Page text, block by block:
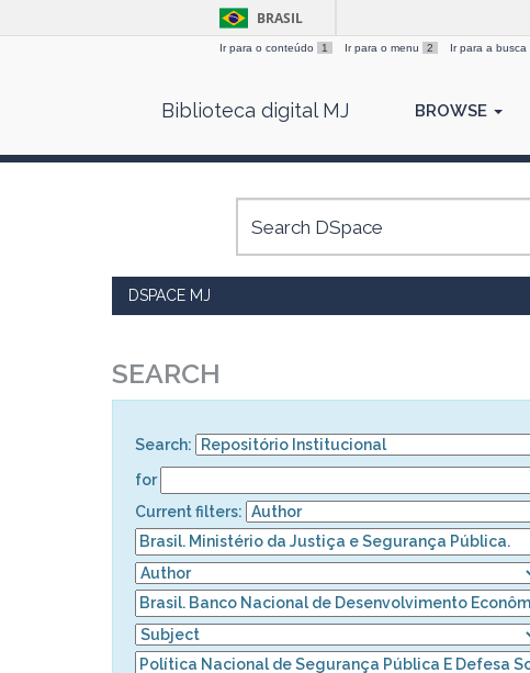
BRASIL
Ir para o conteúdo 1 Ir para o menu 2 Ir para a busca
Biblioteca digital MJ BROWSE
DSPACE MJ
SEARCH
Search:
for
Current filters: